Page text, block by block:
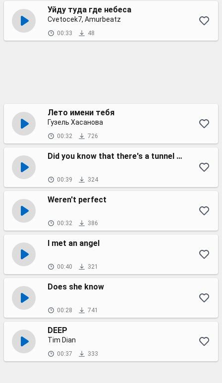
Уйду туда где небеса
Cvetocek7, Amurbeatz
00:33 48
Лето имени тебя
Гузель Хасанова
00:32 726
Did you know that there's a tunnel under Ocean Boulevard?
00:39 324
Weren't perfect
00:32 386
I met an angel
00:40 321
Does she know
00:28 741
DEEP
Tim Dian
00:37 333